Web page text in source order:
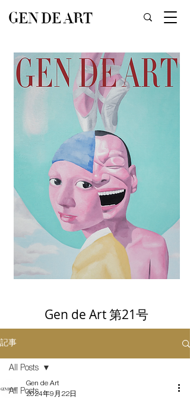
GEN DE ART
Gen de Art 第21号
記事
All Posts
All Posts
Gen de Art
2024年9月22日